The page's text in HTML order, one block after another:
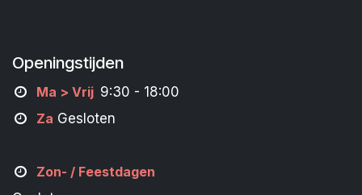
Openingstijden
Ma > Vrij 9:30 - 18:00
Za Gesloten
Zon- / Feestdagen